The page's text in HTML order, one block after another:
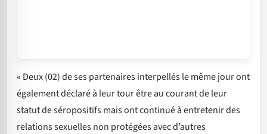
« Deux (02) de ses partenaires interpellés le même jour ont
également déclaré à leur tour être au courant de leur
statut de séropositifs mais ont continué à entretenir des
relations sexuelles non protégées avec d’autres